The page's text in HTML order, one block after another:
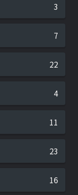
3
7
22
4
11
23
16